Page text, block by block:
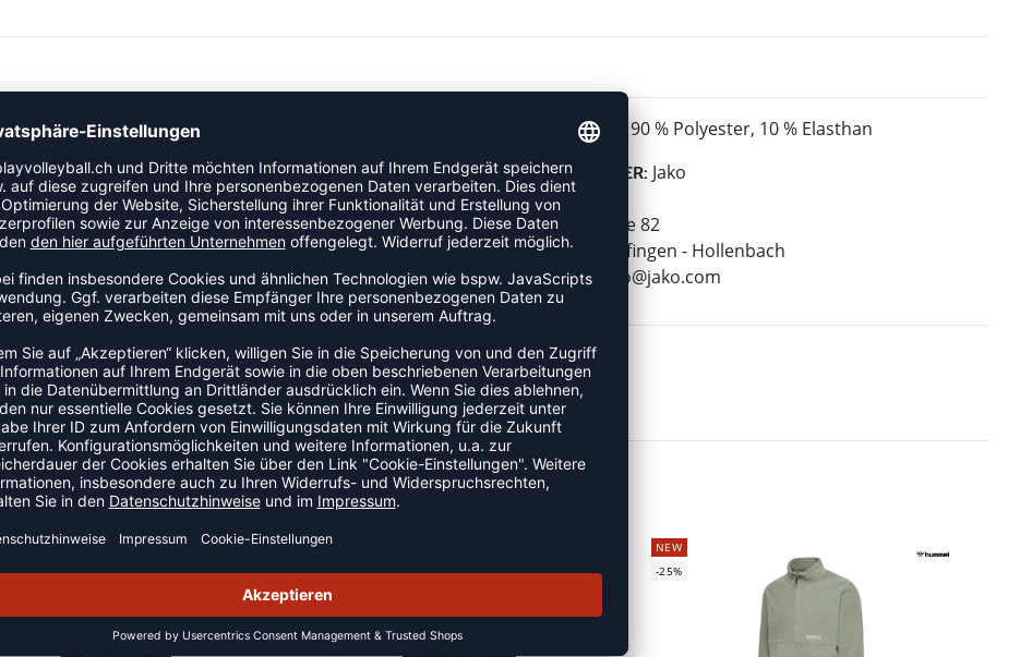
der Kategorie Jacke an den Start. Der lockere Schnitt lässt
tragen.
MATERIAL: 90 % Polyester, 10 % Elasthan
HERSTELLER: Jako
Jako AG
Amtstrasse 82
74673 Mulfingen - Hollenbach
E-Mail:
info@jako.com
JACKEN
NEW
-35%
NEW
-25%